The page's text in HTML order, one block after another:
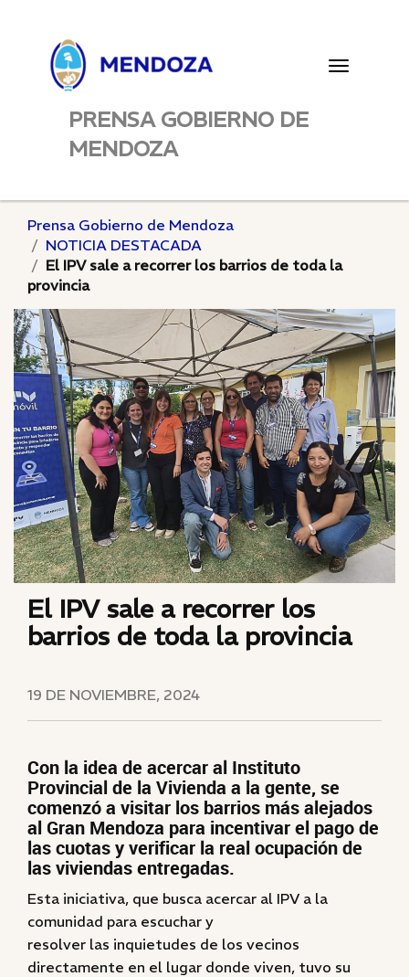
Toggle
PRENSA GOBIERNO DE
MENDOZA
Prensa Gobierno de Mendoza
NOTICIA DESTACADA
El IPV sale a recorrer los barrios de toda la
provincia
El IPV sale a recorrer los
barrios de toda la provincia
19 DE NOVIEMBRE, 2024
Con la idea de acercar al Instituto
Provincial de la Vivienda a la gente, se
comenzó a visitar los barrios más alejados
al Gran Mendoza para incentivar el pago de
las cuotas y verificar la real ocupación de
las viviendas entregadas.
Esta iniciativa, que busca acercar al IPV a la
comunidad para escuchar y
resolver las inquietudes de los vecinos
directamente en el lugar donde viven, tuvo su